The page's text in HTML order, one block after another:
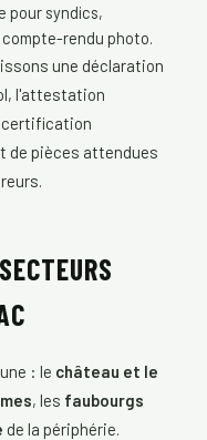
pour syndics,
rendu photo.
une déclaration
l'attestation
certification
de pièces attendues
: le château et le
, les faubourgs
de la périphérie.